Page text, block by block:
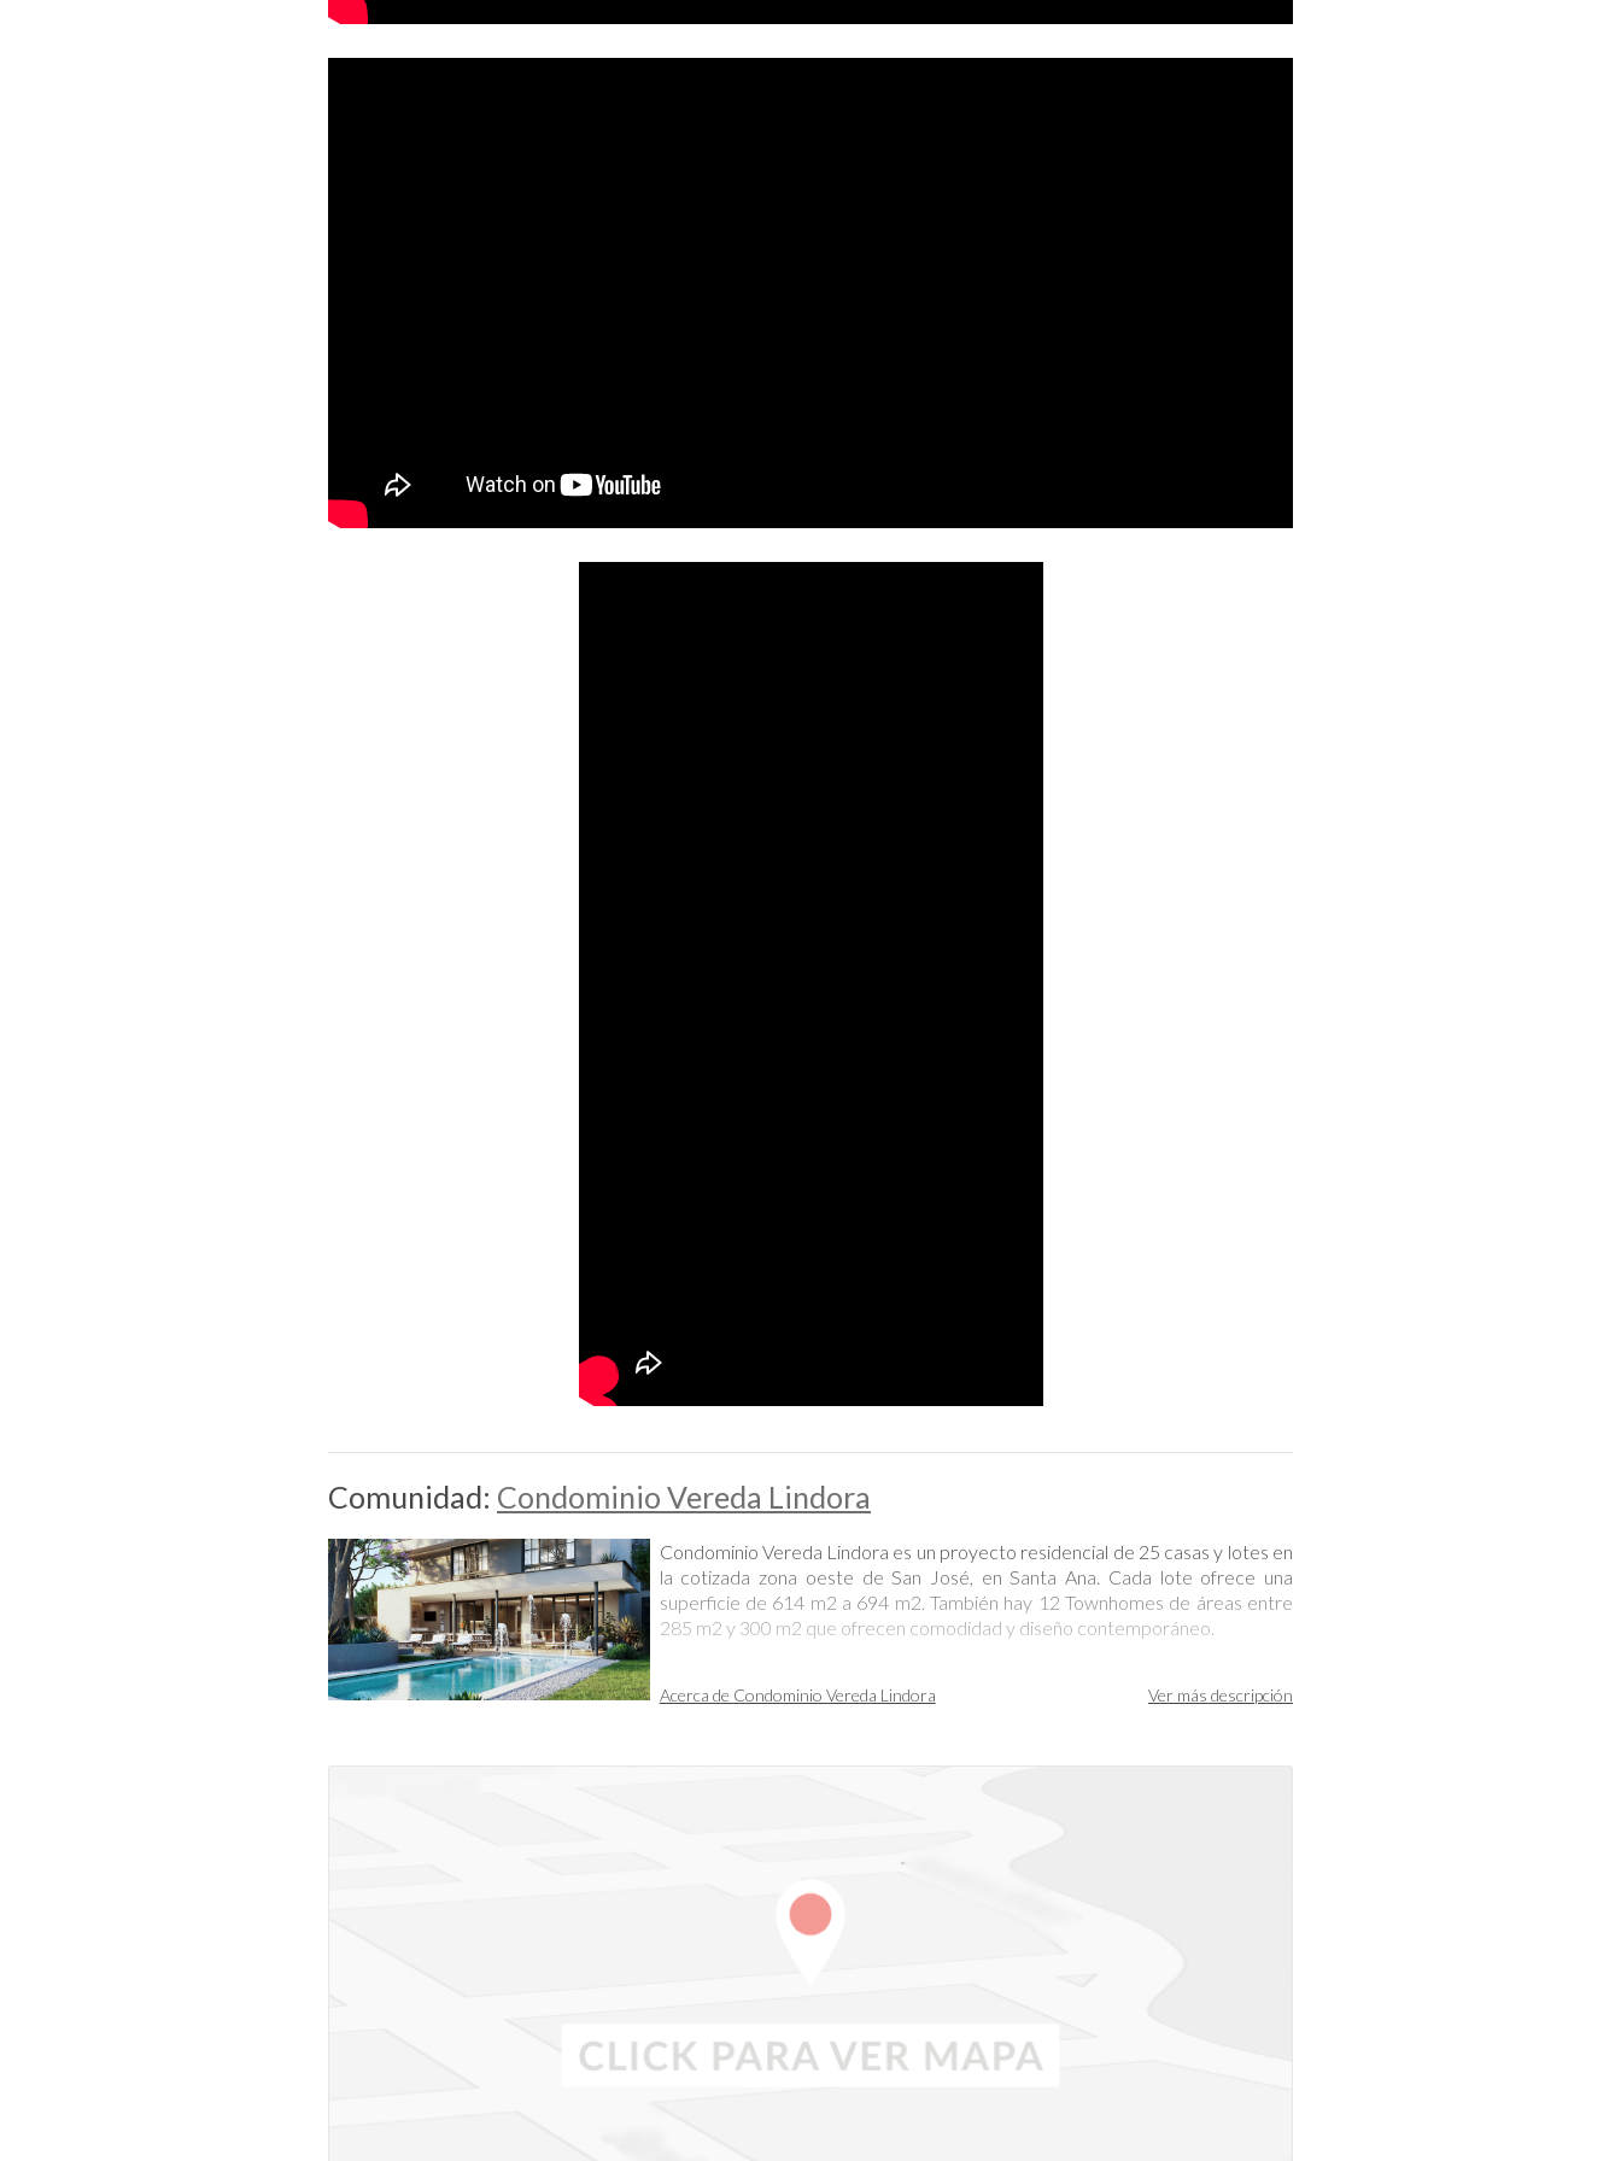
Comunidad: Condominio Vereda Lindora
Condominio Vereda Lindora es un proyecto residencial de 25 casas y lotes en
la cotizada zona oeste de San José, en Santa Ana. Cada lote ofrece una
superficie de 614 m2 a 694 m2. También hay 12 Townhomes de áreas entre
285 m2 y 300 m2 que ofrecen comodidad y diseño contemporáneo.
sino también una fuerte inversión a largo plazo. Vereda Lindora está a solo
Las casas en venta en Vereda Lindora típicamente rondan desde $1,000,000
Acerca de Condominio Vereda Lindora Ver más descripción